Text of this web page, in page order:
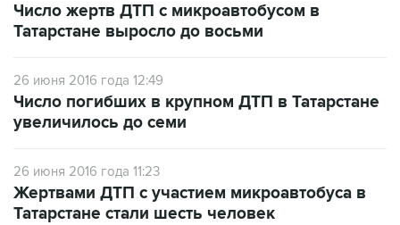
Число жертв ДТП с микроавтобусом в
Татарстане выросло до восьми
26 июня 2016 года 12:49
Число погибших в крупном ДТП в Татарстане
увеличилось до семи
26 июня 2016 года 11:23
Жертвами ДТП с участием микроавтобуса в
Татарстане стали шесть человек